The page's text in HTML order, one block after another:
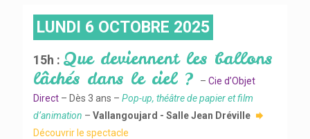
LUNDI 6 OCTOBRE 2025
15h : Que deviennent les ballons
lâchés dans le ciel ?
– Cie d’Objet
Direct – Dès 3 ans – Pop-up, théâtre de papier et film
d’animation – Vallangoujard - Salle Jean Dréville
Découvrir le spectacle